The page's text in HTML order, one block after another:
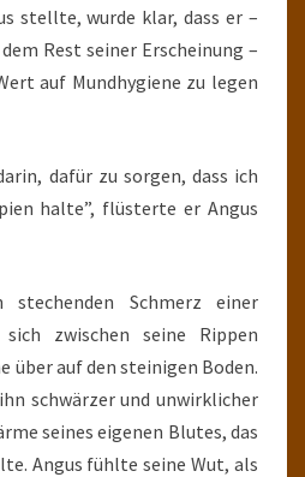
stellte, wurde klar, dass er –
Rest seiner Erscheinung –
auf Mundhygiene zu legen
dafür zu sorgen, dass ich
halte”, flüsterte er Angus
Schmerz einer
zwischen seine Rippen
über auf den steinigen Boden.
schwärzer und unwirklicher
seines eigenen Blutes, das
Angus fühlte seine Wut, als